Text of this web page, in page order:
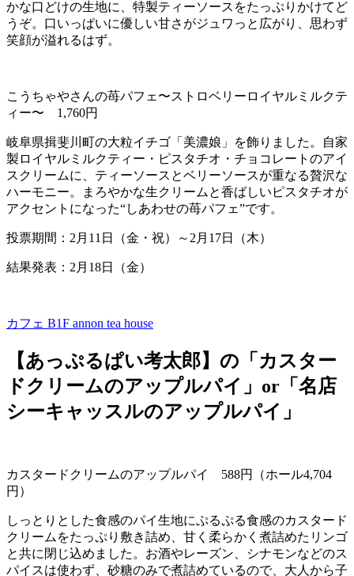
かな口どけの生地に、特製ティーソースをたっぷりかけてど
うぞ。口いっぱいに優しい甘さがジュワっと広がり、思わず
笑顔が溢れるはず。
こうちゃやさんの苺パフェ〜ストロベリーロイヤルミルクテ
ィー〜 1,760円
岐阜県揖斐川町の大粒イチゴ「美濃娘」を飾りました。自家
製ロイヤルミルクティー・ピスタチオ・チョコレートのアイ
スクリームに、ティーソースとベリーソースが重なる贅沢な
ハーモニー。まろやかな生クリームと香ばしいピスタチオが
アクセントになった“しあわせの苺パフェ”です。
投票期間： 2 月 11 日（金・祝）～ 2 月 17日（木）
結果発表：2月18日（金）
カフェ B1F annon tea house
【あっぷるぱい考太郎】の「カスター
ドクリームのアップルパイ」or「名店
シーキャッスルのアップルパイ」
カスタードクリームのアップルパイ 588円（ホール4,704
円）
しっとりとした食感のパイ生地にぷるぷる食感のカスタード
クリームをたっぷり敷き詰め、甘く柔らかく煮詰めたリンゴ
と共に閉じ込めました。お酒やレーズン、シナモンなどのス
パイスは使わず、砂糖のみで煮詰めているので、大人から子